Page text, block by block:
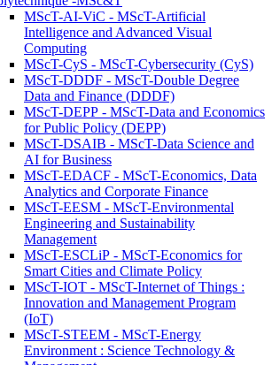
MScT-AI-ViC - MScT-Artificial
Intelligence and Advanced Visual
Computing
MScT-CyS - MScT-Cybersecurity (CyS)
MScT-DDDF - MScT-Double Degree
Data and Finance (DDDF)
MScT-DEPP - MScT-Data and Economics
for Public Policy (DEPP)
MScT-DSAIB - MScT-Data Science and
AI for Business
MScT-EDACF - MScT-Economics, Data
Analytics and Corporate Finance
MScT-EESM - MScT-Environmental
Engineering and Sustainability
Management
MScT-ESCLiP - MScT-Economics for
Smart Cities and Climate Policy
MScT-IOT - MScT-Internet of Things :
Innovation and Management Program
(IoT)
MScT-STEEM - MScT-Energy
Environment : Science Technology &